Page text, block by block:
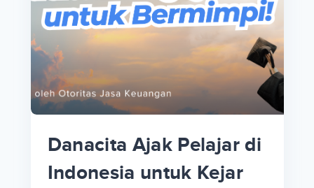
Danacita Ajak Pelajar di
Indonesia untuk Kejar